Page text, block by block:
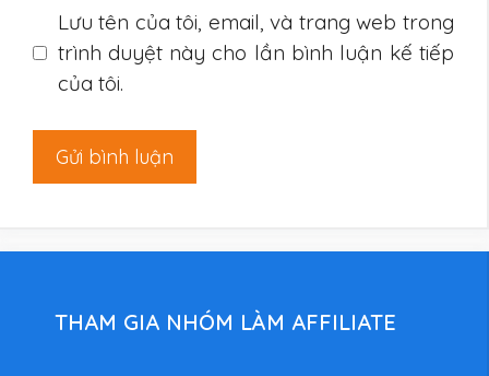
Lưu tên của tôi, email, và trang web trong
trình duyệt này cho lần bình luận kế tiếp
của tôi.
THAM GIA NHÓM LÀM AFFILIATE